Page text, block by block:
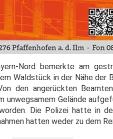
Nord bemerkte am
Waldstück in der Nähe der
den angerückten
Gelände
Die Polizei hatte in
hatten weder zu dem